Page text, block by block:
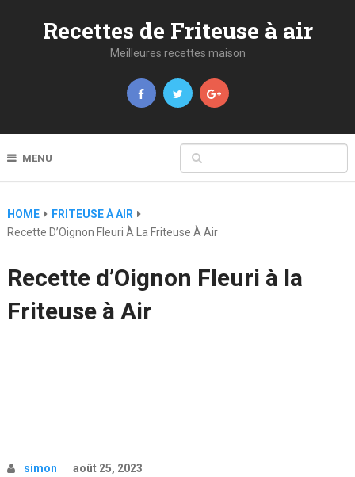
Recettes de Friteuse à air
Meilleures recettes maison
MENU
HOME
FRITEUSE À AIR
Recette D’Oignon Fleuri À La Friteuse À Air
Recette d’Oignon Fleuri à la
Friteuse à Air
simon août 25, 2023